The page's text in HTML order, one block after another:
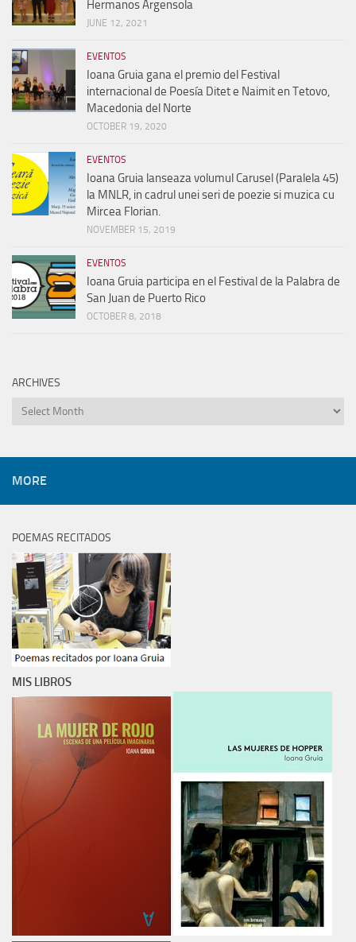
Hermanos Argensola
JUNE 12, 2021
EVENTOS
Ioana Gruia gana el premio del Festival
internacional de Poesía Ditet e Naimit en Tetovo,
Macedonia del Norte
OCTOBER 19, 2020
EVENTOS
Ioana Gruia lanseaza volumul Carusel (Paralela 45)
la MNLR, in cadrul unei seri de poezie si muzica cu
Mircea Florian.
NOVEMBER 15, 2019
EVENTOS
Ioana Gruia participa en el Festival de la Palabra de
San Juan de Puerto Rico
OCTOBER 8, 2018
ARCHIVES
Archives
MORE
POEMAS RECITADOS
MIS LIBROS